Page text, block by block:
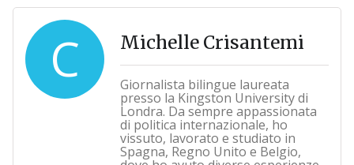
C Michelle Crisantemi
Giornalista bilingue laureata
presso la Kingston University di
Londra. Da sempre appassionata
di politica internazionale, ho
vissuto, lavorato e studiato in
Spagna, Regno Unito e Belgio,